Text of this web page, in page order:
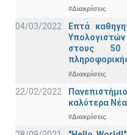
#Διακρίσεις
04/03/2022
Επτά
στους 50
#Διακρίσεις
22/02/2022
καλύτερα
#Διακρίσεις